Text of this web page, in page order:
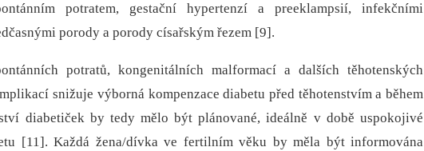
potratem, gestační hypertenzí a preeklampsií, infekčními
porody a porody císařským řezem [9].
potratů, kongenitálních malformací a dalších těhotenských
snižuje výborná kompenzace diabetu před těhotenstvím a během
diabetiček by tedy mělo být plánované, ideálně v době uspokojivé
[11]. Každá žena/dívka ve fertilním věku by měla být informována